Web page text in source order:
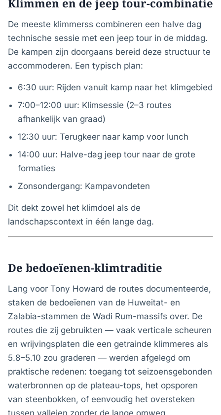
Klimmen en de jeep tour-combinatie
De meeste klimmerss combineren een halve dag
technische sessie met een jeep tour in de middag.
De kampen zijn doorgaans bereid deze structuur te
accommoderen. Een typisch plan:
6:30 uur: Rijden vanuit kamp naar het klimgebied
7:00–12:00 uur: Klimsessie (2–3 routes
afhankelijk van graad)
12:30 uur: Terugkeer naar kamp voor lunch
14:00 uur: Halve-dag jeep tour naar de grote
formaties
Zonsondergang: Kampavondeten
Dit dekt zowel het klimdoel als de
landschapscontext in één lange dag.
De bedoeïenen-klimtraditie
Lang voor Tony Howard de routes documenteerde,
staken de bedoeïenen van de Huweitat- en
Zalabia-stammen de Wadi Rum-massifs over. De
routes die zij gebruikten — vaak verticale scheuren
en wrijvingsplaten die een getrainde klimmeres als
5.8–5.10 zou graderen — werden afgelegd om
praktische redenen: toegang tot seizoensgebonden
waterbronnen op de plateau-tops, het opsporen
van steenbokken, of eenvoudig het oversteken
tussen valleien zonder de lange omweg.